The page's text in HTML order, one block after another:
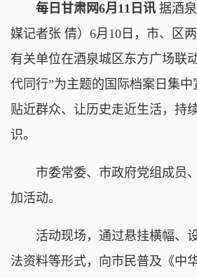
每日甘肃网6月11日讯 据酒
媒记者张 倩）6月10日，市、区
有关单位在酒泉城区东方广场联
代同行”为主题的国际档案日集
贴近群众、让历史走近生活，持
识。
市委常委、市政府党组成员
加活动。
活动现场，通过悬挂横幅、
法资料等形式，向市民普及《中